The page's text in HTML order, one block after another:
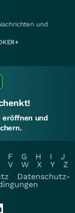
und
eröffnen und
F G H I
J
V W X Y
Z
Datenschutz-